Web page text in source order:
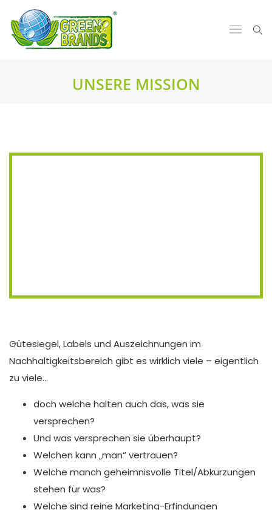
UNSERE MISSION
Gütesiegel, Labels und Auszeichnungen im
Nachhaltigkeitsbereich gibt es wirklich viele – eigentlich
zu viele…
doch welche halten auch das, was sie
versprechen?
Und was versprechen sie überhaupt?
Welchen kann „man“ vertrauen?
Welche manch geheimnisvolle Titel/Abkürzungen
stehen für was?
Welche sind reine Marketing-Erfindungen